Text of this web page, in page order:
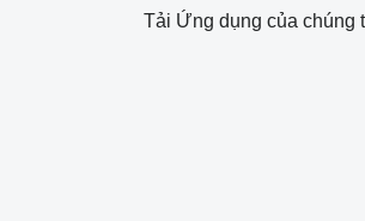
Tải Ứng dụng của chúng